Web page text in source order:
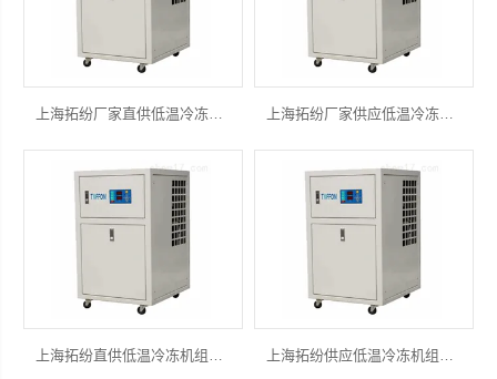
上海拓纷厂家直供低温冷冻机组实验室冷水机 上海拓纷厂家供应低温冷冻机组风冷式冷水机
上海拓纷直供低温冷冻机组激光冷水机 上海拓纷供应低温冷冻机组工业冷水机